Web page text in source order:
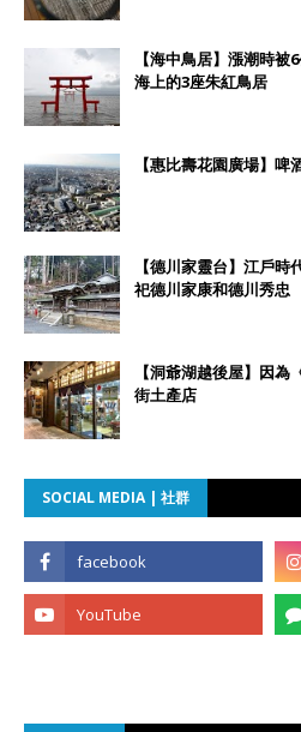
【海中鳥居】漲潮時
海上的3座朱紅鳥居
【惠比壽花園廣場】
【德川家靈台】江戶
祀德川家康和德川秀忠
【洞爺湖越後屋】因
街土產店
SOCIAL MEDIA | 社群